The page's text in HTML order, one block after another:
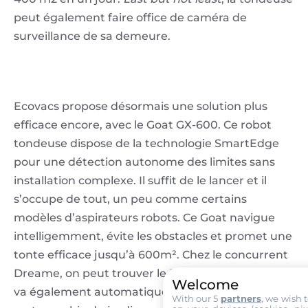
peut également faire office de caméra de
surveillance de sa demeure.
Ecovacs propose désormais une solution plus
efficace encore, avec le Goat GX-600. Ce robot
tondeuse dispose de la technologie SmartEdge
pour une détection autonome des limites sans
installation complexe. Il suffit de le lancer et il
s’occupe de tout, un peu comme certains
modèles d’aspirateurs robots. Ce Goat navigue
intelligemment, évite les obstacles et promet une
tonte efficace jusqu’à 600m². Chez le concurrent
Dreame, on peut trouver le Robotimower A1 qui
va également automatiquement réaliser une
Welcome
With our 5 partners, we wish